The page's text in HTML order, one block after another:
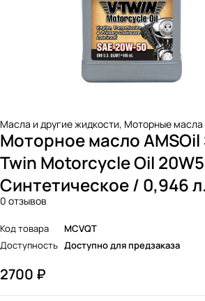
Масла и другие жидкости, Моторные масла
Моторное масло
Twin Motorcycle Oil
Синтетическое / 0,946 л.
0 отзывов
Код товара
MCVQT
Доступность Доступно для предзаказа
2700 ₽